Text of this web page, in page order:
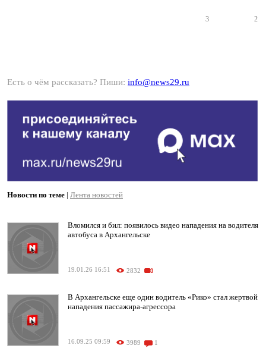
3 2
Есть о чём рассказать? Пиши: info@news29.ru
Новости по теме | Лента новостей
Вломился и бил: появилось видео нападения на водителя
автобуса в Архангельске
19.01.26 16:51 2832
В Архангельске еще один водитель «Рико» стал жертвой
нападения пассажира-агрессора
16.09.25 09:59 3989 1